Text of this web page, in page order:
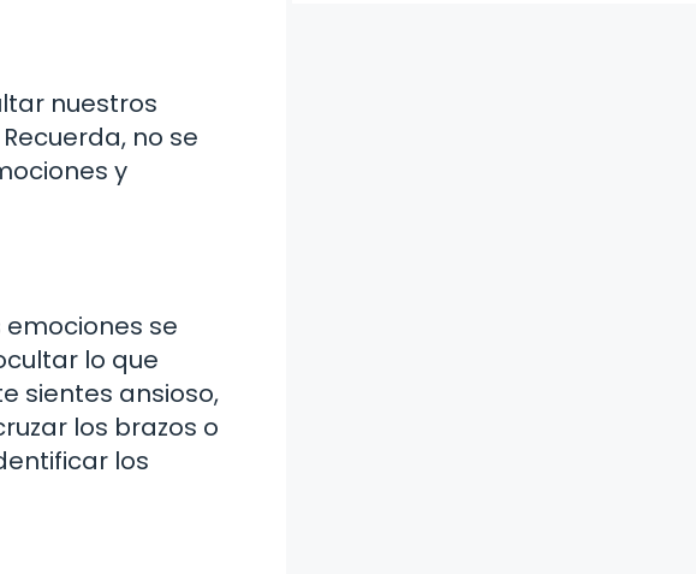
nuestros
no se
y
se
lo que
sientes ansioso,
los brazos o
los